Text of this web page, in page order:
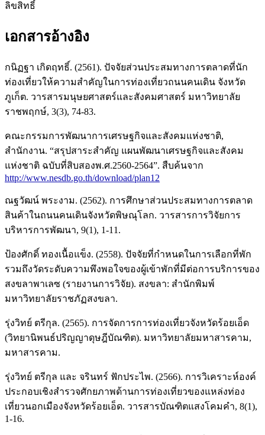
ลิขสิทธิ์
เอกสารอ้างอิง
กนิฏฐา เกิดฤทธิ์. (2561). ปัจจัยส่วนประสมทางการตลาดที่นัก
ท่องเที่ยวให้ความสำคัญในการท่องเที่ยวถนนคนเดิน จังหวัด
ภูเก็ต. วารสารมนุษยศาสตร์และสังคมศาสตร์ มหาวิทยาลัย
ราชพฤกษ์, 3(3), 74-83.
คณะกรรมการพัฒนาการเศรษฐกิจและสังคมแห่งชาติ,
สำนักงาน. “สรุปสาระสำคัญ แผนพัฒนาเศรษฐกิจและสังคม
แห่งชาติ ฉบับที่สิบสองพ.ศ.2560-2564”. สืบค้นจาก
http://www.nesdb.go.th/download/plan12
ณฐวัฒน์ พระงาม. (2562). การศึกษาส่วนประสมทางการตลาด
สินค้าในถนนคนเดินจังหวัดพิษณุโลก. วารสารการวิจัยการ
บริหารการพัฒนา, 9(1), 1-11.
ป้องศักดิ์ ทองเนื้อแข็ง. (2558). ปัจจัยที่กำหนดในการเลือกที่พัก
รวมถึงวัดระดับความพึงพอใจของผู้เข้าพักที่มีต่อการบริการของ
สงขลาพาเลซ (รายงานการวิจัย). สงขลา: สำนักพิมพ์
มหาวิทยาลัยราชภัฏสงขลา.
รุ่งวิทย์ ตรีกุล. (2565). การจัดการการท่องเที่ยวจังหวัดร้อยเอ็ด
(วิทยานิพนธ์ปริญญาดุษฎีบัณฑิต). มหาวิทยาลัยมหาสารคาม,
มหาสารคาม.
รุ่งวิทย์ ตรีกุล และ จรินทร์ ฟักประไพ. (2566). การวิเคราะห์องค์
ประกอบเชิงสำรวจศักยภาพด้านการท่องเที่ยวของแหล่งท่อง
เที่ยวนอกเมืองจังหวัดร้อยเอ็ด. วารสารบัณฑิตแสงโคมคำ, 8(1),
1-16.